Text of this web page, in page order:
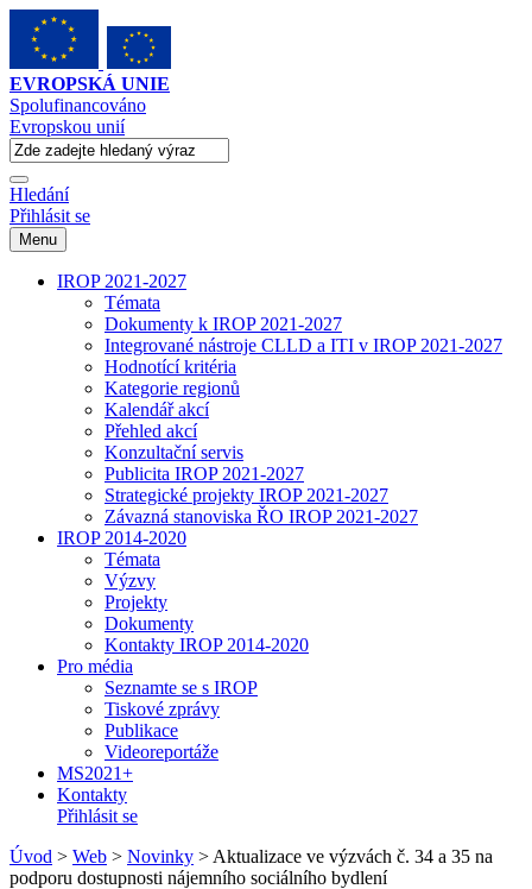
EVROPSKÁ UNIE
Spolufinancováno
Evropskou unií
Hledání
Přihlásit se
Menu
IROP 2021-2027
Témata
Dokumenty k IROP 2021-2027
Integrované nástroje CLLD a ITI v IROP 2021-2027
Hodnotící kritéria
Kategorie regionů
Kalendář akcí
Přehled akcí
Konzultační servis
Publicita IROP 2021-2027
Strategické projekty IROP 2021-2027
Závazná stanoviska ŘO IROP 2021-2027
IROP 2014-2020
Témata
Výzvy
Projekty
Dokumenty
Kontakty IROP 2014-2020
Pro média
Seznamte se s IROP
Tiskové zprávy
Publikace
Videoreportáže
MS2021+
Kontakty
Přihlásit se
Úvod > Web > Novinky > Aktualizace ve výzvách č. 34 a 35 na
podporu dostupnosti nájemního sociálního bydlení